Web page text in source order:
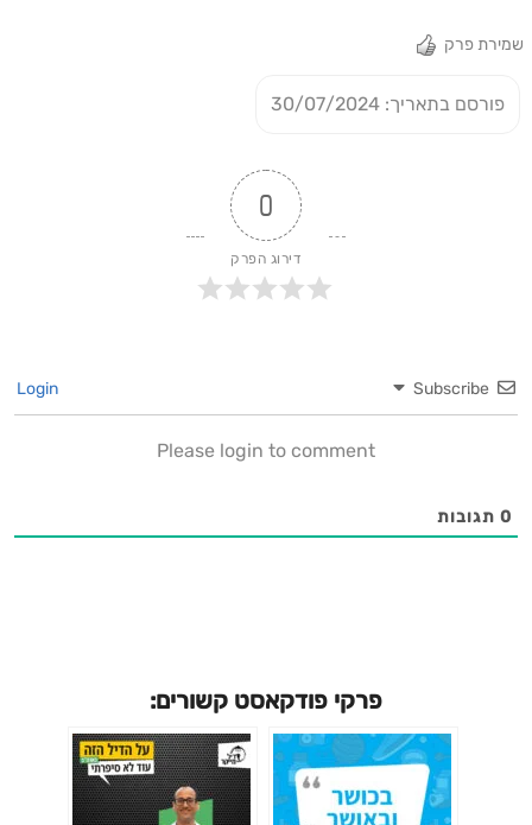
שמירת פרק
פורסם בתאריך: 30/07/2024
0
דירוג הפרק
Subscribe
Please login to comment
0 תגובות
פרקי פודקאסט קשורים: